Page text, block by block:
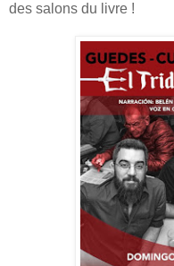
des salons du livre !